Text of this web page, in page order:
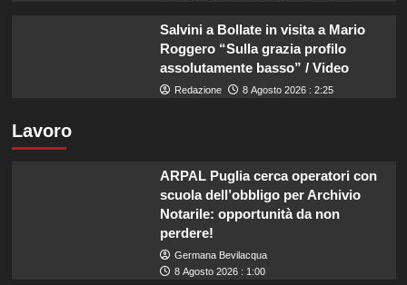
Salvini a Bollate in visita a Mario
Roggero “Sulla grazia profilo
assolutamente basso” / Video
Redazione 8 Agosto 2026 : 2:25
Lavoro
ARPAL Puglia cerca operatori con
scuola dell’obbligo per Archivio
Notarile: opportunità da non
perdere!
Germana Bevilacqua
8 Agosto 2026 : 1:00